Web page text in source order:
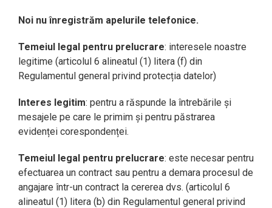
Noi nu înregistrăm apelurile telefonice.
Temeiul legal pentru prelucrare: interesele noastre
legitime (articolul 6 alineatul (1) litera (f) din
Regulamentul general privind protecția datelor)
Interes legitim: pentru a răspunde la întrebările și
mesajele pe care le primim și pentru păstrarea
evidenței corespondenței.
Temeiul legal pentru prelucrare: este necesar pentru
efectuarea un contract sau pentru a demara procesul de
angajare într-un contract la cererea dvs. (articolul 6
alineatul (1) litera (b) din Regulamentul general privind